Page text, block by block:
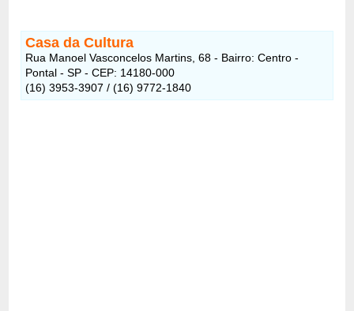
Casa da Cultura
Rua Manoel Vasconcelos Martins, 68 - Bairro: Centro -
Pontal - SP - CEP: 14180-000
(16) 3953-3907 / (16) 9772-1840